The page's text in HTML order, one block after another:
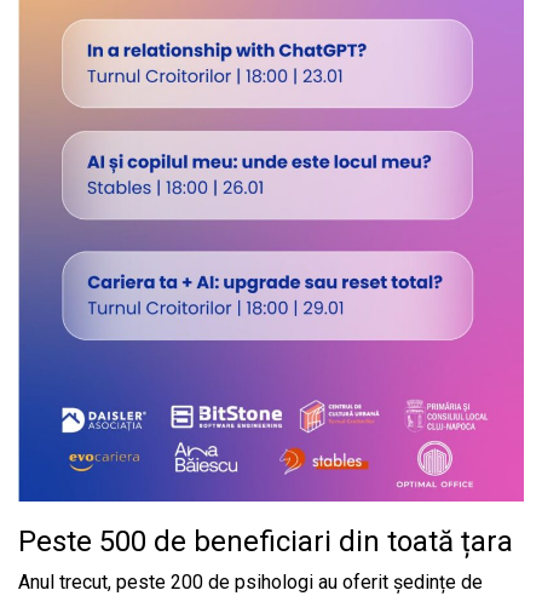
Peste 500 de beneficiari din toată țara
Anul trecut, peste 200 de psihologi au oferit ședințe de